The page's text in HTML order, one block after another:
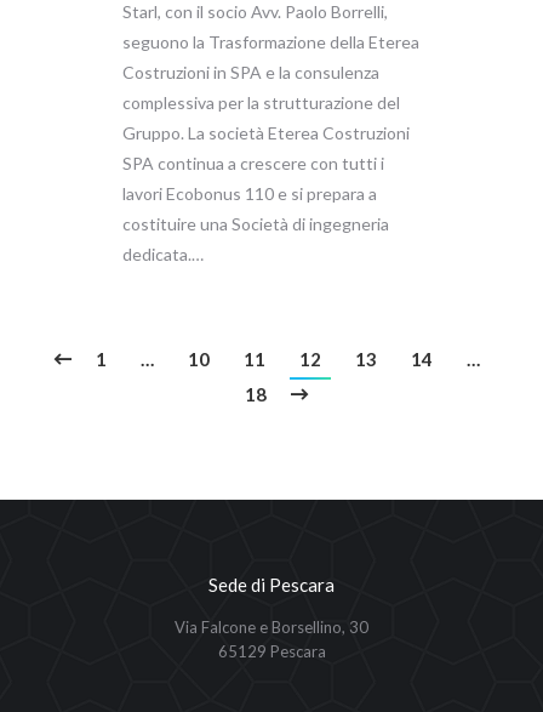
Starl, con il socio Avv. Paolo Borrelli,
seguono la Trasformazione della Eterea
Costruzioni in SPA e la consulenza
complessiva per la strutturazione del
Gruppo. La società Eterea Costruzioni
SPA continua a crescere con tutti i
lavori Ecobonus 110 e si prepara a
costituire una Società di ingegneria
dedicata.…
1 … 10 11 12 13 14
…
18
Sede di Pescara
Via Falcone e Borsellino, 30
65129 Pescara